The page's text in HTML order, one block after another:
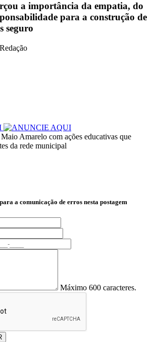
a importância da empatia, do
para a construção de
seguro
para a comunicação de erros nesta postagem
Máximo 600 caracteres.